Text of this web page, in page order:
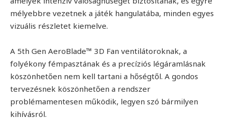
mélyebbre vezetnek a játék hangulatába, minden egyes
vizuális részletet kiemelve.
A 5th Gen AeroBlade™ 3D Fan ventilátoroknak, a
folyékony fémpasztának és a precíziós légáramlásnak
köszönhetően nem kell tartani a hőségtől. A gondos
tervezésnek köszönhetően a rendszer
problémamentesen működik, legyen szó bármilyen
kihívásról.